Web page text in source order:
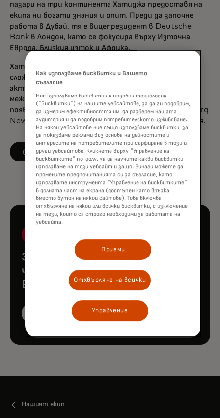
пазари на три континента Хатиджа предоставя на
екипа ни богати знания и опит. Преди да започне
работа в Дубай, тя е вицепрезидент в Deutsche
Bank в Лондон, като се фокусира върху Източна
Европа, Близкия изток и Африка.
Хатиджа е известна с умението си да прави
сложните икономически концепции достъпни и
актуални и е търсен коментатор в местни и
международни медии. Нейните прозрения често се
появяват в платформи като Bloomberg TV и Asharq
News, както и в различни печатни и онлайн издания.
Следвайте в LinkedIn
opens in a new tab
Запознайте се с останалите
членове на екипа на Mastercard
Economics Institute
Вижте повече членове на екипа
Нашият екип
Как използваме бисквитки и Вашето
съгласие
Ние използваме бисквитки и подобни технологии
("Бисквитки") на нашите уебсайтове, за да ги подобрим,
да измерим ефективността им, да разберем нашата
аудитория и да подобрим потребителското изживяване.
На някои уебсайтове ние също използваме бисквитки, за
да показваме реклами въз основа на дейностите и
интересите на потребителите при сърфиране в този и
други уебсайтове. Кликнете върху "Управление на
бисквитките" по-долу, за да научите какви бисквитки
използваме на този уебсайт и защо. Винаги можете да
промените предпочитанията си за съгласие, като
използвате инструмента "Управление на бисквитките"
в долната част на екрана (достъпен като връзка
вместо бутон на някои сайтове). Това включва
отхвърляне на някои или всички бисквитки, с изключение
на тези, които са строго необходими за работата на
уебсайта.
Приеми
Отхвърляне на всички
Управление